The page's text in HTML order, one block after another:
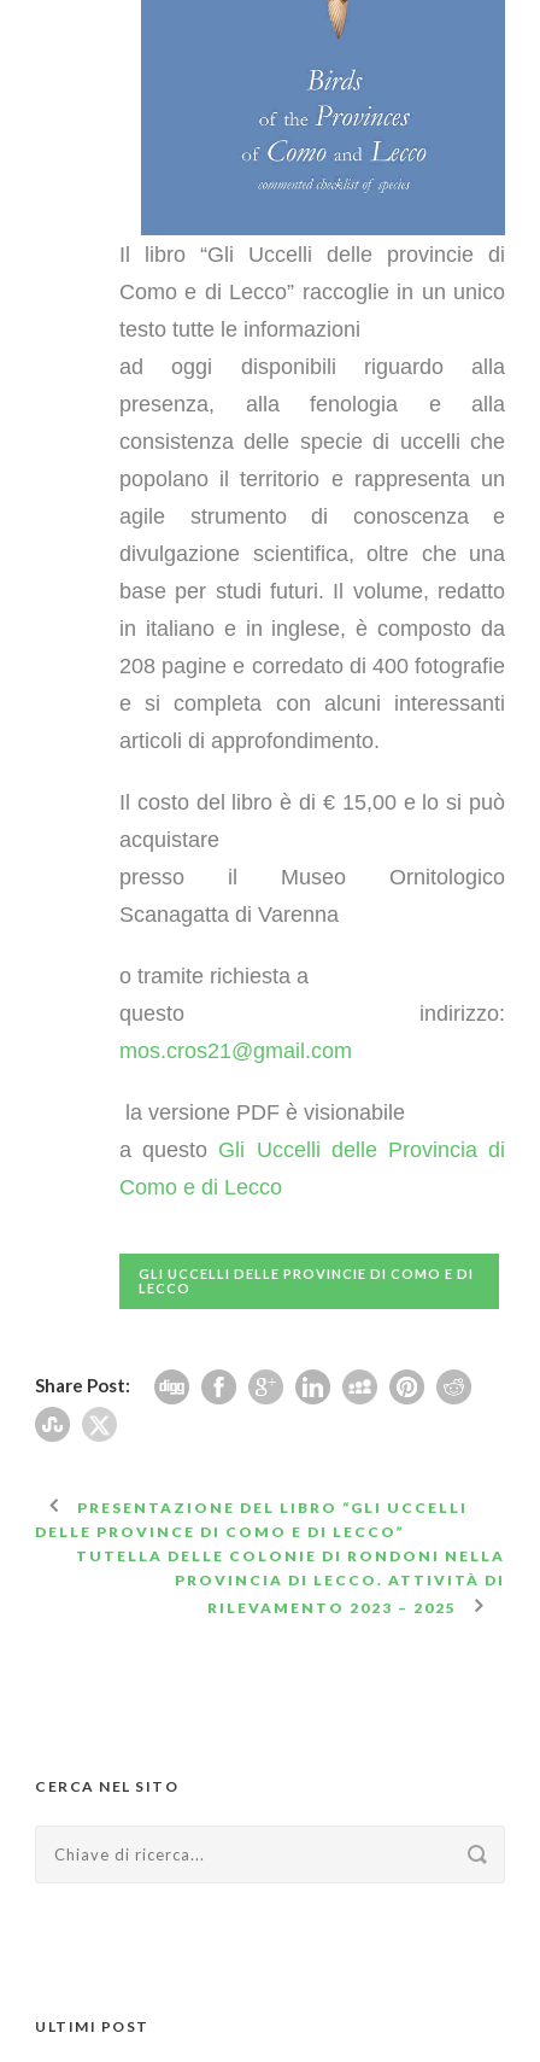
Il libro “Gli Uccelli delle provincie di
Como e di Lecco” raccoglie in un unico
testo tutte le informazioni
ad oggi disponibili riguardo alla
presenza, alla fenologia e alla
consistenza delle specie di uccelli che
popolano il territorio e rappresenta un
agile strumento di conoscenza e
divulgazione scientifica, oltre che una
base per studi futuri. Il volume, redatto
in italiano e in inglese, è composto da
208 pagine e corredato di 400 fotografie
e si completa con alcuni interessanti
articoli di approfondimento.
Il costo del libro è di € 15,00 e lo si può
acquistare
presso il Museo Ornitologico
Scanagatta di Varenna
o tramite richiesta a
questo indirizzo:
mos.cros21@gmail.com
la versione PDF è visionabile
a questo Gli Uccelli delle Provincia di
Como e di Lecco
GLI UCCELLI DELLE PROVINCIE DI COMO E DI
LECCO
Share Post:
PRESENTAZIONE DEL LIBRO “GLI UCCELLI
DELLE PROVINCE DI COMO E DI LECCO”
TUTELLA DELLE COLONIE DI RONDONI NELLA
PROVINCIA DI LECCO. ATTIVITÀ DI
RILEVAMENTO 2023 – 2025
CERCA NEL SITO
ULTIMI POST